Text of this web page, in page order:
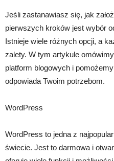
Jeśli zastanawiasz się, jak
pierwszych kroków jest wybór
Istnieje wiele różnych opcji, a
zalety. W tym artykule
platform blogowych i
odpowiada Twoim potrzebom.
WordPress
WordPress to jedna z
świecie. Jest to darmowa i